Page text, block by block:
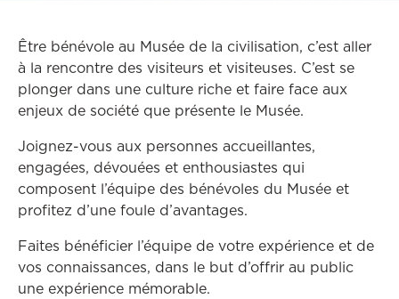
Être bénévole au Musée de la civilisation, c’est aller
à la rencontre des visiteurs et visiteuses. C’est se
plonger dans une culture riche et faire face aux
enjeux de société que présente le Musée.
Joignez-vous aux personnes accueillantes,
engagées, dévouées et enthousiastes qui
composent l’équipe des bénévoles du Musée et
profitez d’une foule d’avantages.
Faites bénéficier l’équipe de votre expérience et de
vos connaissances, dans le but d’offrir au public
une expérience mémorable.